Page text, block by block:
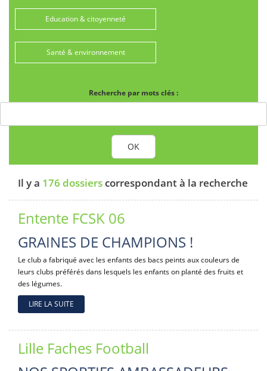
Education & citoyenneté
Santé & environnement
Recherche par mots clés :
OK
Il y a 176 dossierscorrespondant à la recherche
Entente FCSK 06
GRAINES DE CHAMPIONS !
Le club a fabriqué avec les enfants des bacs peints aux couleurs de
leurs clubs préférés dans lesquels les enfants on planté des fruits et
des légumes.
LIRE LA SUITE
Lille Faches Football